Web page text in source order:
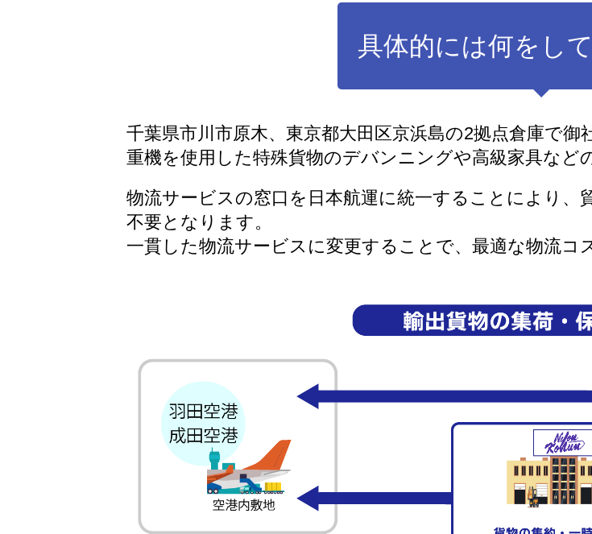
具体的には何をし
千葉県市川市原木、東京都大田区京浜島の2拠点倉庫で御
重機を使用した特殊貨物のデバンニングや高級家具など
物流サービスの窓口を日本航運に統一することにより、
不要となります。
一貫した物流サービスに変更することで、最適な物流コ